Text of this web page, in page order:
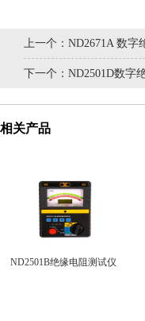
上一个： ND2671A 数字
下一个： ND2501D数字
相关产品
ND2501B绝缘电阻测试仪